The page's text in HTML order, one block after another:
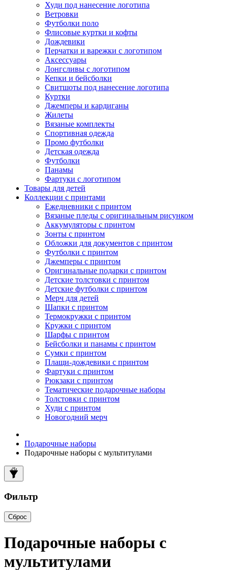
Худи под нанесение логотипа
Ветровки
Футболки поло
Флисовые куртки и кофты
Дождевики
Перчатки и варежки с логотипом
Аксессуары
Лонгсливы с логотипом
Кепки и бейсболки
Свитшоты под нанесение логотипа
Куртки
Джемперы и кардиганы
Жилеты
Вязаные комплекты
Спортивная одежда
Промо футболки
Детская одежда
Футболки
Панамы
Фартуки с логотипом
Товары для детей
Коллекции с принтами
Ежедневники с принтом
Вязаные пледы с оригинальным рисунком
Аккумуляторы с принтом
Зонты с принтом
Обложки для документов с принтом
Футболки с принтом
Джемперы с принтом
Оригинальные подарки с принтом
Детские толстовки с принтом
Детские футболки с принтом
Мерч для детей
Шапки с принтом
Термокружки с принтом
Кружки с принтом
Шарфы с принтом
Бейсболки и панамы с принтом
Сумки с принтом
Плащи-дождевики с принтом
Фартуки с принтом
Рюкзаки с принтом
Тематические подарочные наборы
Толстовки с принтом
Худи с принтом
Новогодний мерч
Подарочные наборы
Подарочные наборы с мультитулами
Фильтр
Сброс
Подарочные наборы с
мультитулами